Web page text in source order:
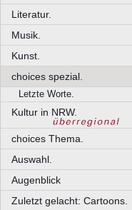
Literatur.
Musik.
Kunst.
choices spezial.
Letzte Worte.
Kultur in NRW.
choices Thema.
Auswahl.
Augenblick
Zuletzt gelacht: Cartoons.